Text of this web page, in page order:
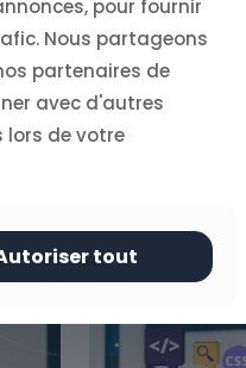
pour fournir
Nous partageons
partenaires de
avec d'autres
lors de votre
tout